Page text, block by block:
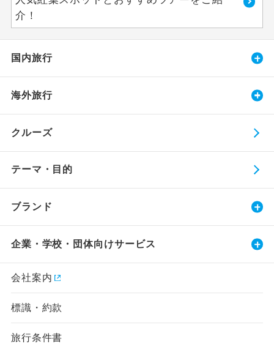
介！
国内旅行
海外旅行
クルーズ
テーマ・目的
ブランド
企業・学校・団体向けサービス
会社案内
標識・約款
旅行条件書